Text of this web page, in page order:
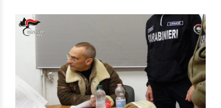
Comune di Tremestieri Etneo. Insieme a Sammartino,
altri undici Imputati […]